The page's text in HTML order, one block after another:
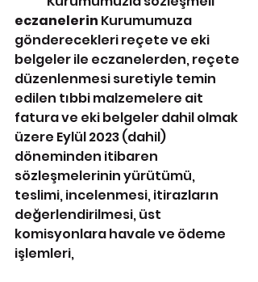
eczanelerin Kurumumuza
gönderecekleri reçete ve eki
belgeler ile eczanelerden, reçete
düzenlenmesi suretiyle temin
edilen tıbbi malzemelere ait
fatura ve eki belgeler dahil olmak
üzere Eylül 2023 (dahil)
döneminden itibaren
sözleşmelerinin yürütümü,
teslimi, incelenmesi, itirazların
değerlendirilmesi, üst
komisyonlara havale ve ödeme
işlemleri,